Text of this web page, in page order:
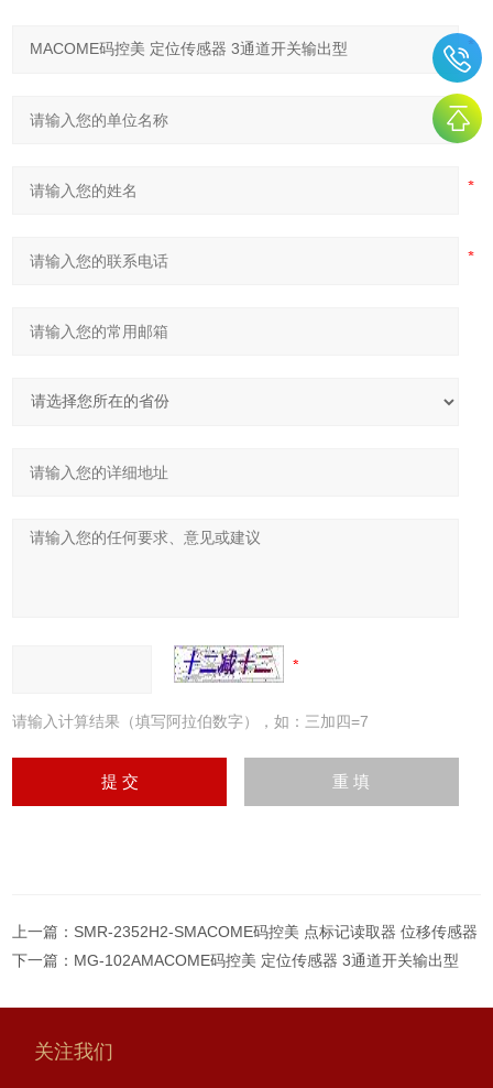
请输入计算结果（填写阿拉伯数字），如：三加四=7
上一篇： SMR-2352H2-SMACOME码控美 点标记读取器 位移传感器
下一篇： MG-102AMACOME码控美 定位传感器 3通道开关输出型
关注我们